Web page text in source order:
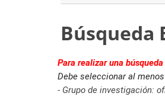
Búsqueda
Para realizar una
Debe seleccionar al
- Grupo de investigación: